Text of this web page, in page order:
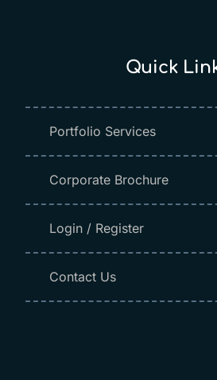
Quick
Portfolio Services
Corporate Brochure
Login / Register
Contact Us